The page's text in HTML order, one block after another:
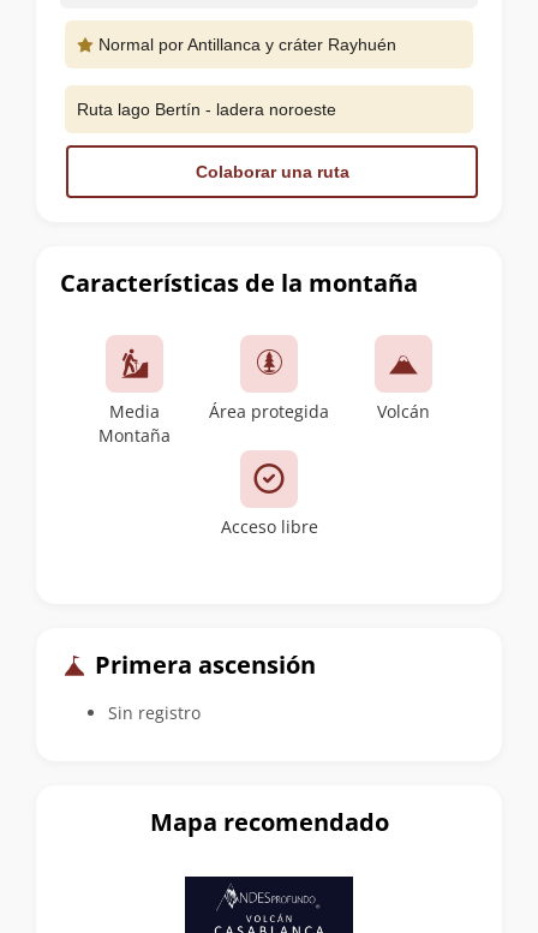
Características de la montaña
Media
Montaña
Área protegida Volcán
Acceso libre
Primera ascensión
Sin registro
Normal por Antillanca y cráter Rayhuén
Ruta lago Bertín - ladera noroeste
Colaborar una ruta
Mapa recomendado